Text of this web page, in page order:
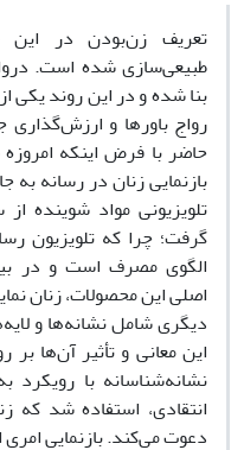
تعریف زن‌بودن در این
طبیعی‌سازی شده است.
بنا شده و در این روند یکی
رواج باورها و
حاضر با فرض اینکه امروزه
بازنمایی زنان در رسانه به
گرفت؛ چرا که تلویزیون
الگوی مصرف است و در
اصلی این محصولات، زنان
دیگری شامل نشانه‌ها و
این معانی و تأثیر آن‌ها بر
نشانه‌شناسانه با رویکرد
انتقادی، استفاده شد که
دعوت می‌کند. بازنمایی